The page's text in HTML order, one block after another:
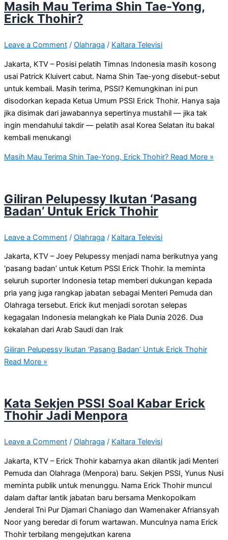
Masih Mau Terima Shin Tae-Yong,
Erick Thohir?
Leave a Comment / Olahraga / Kaltara Televisi
Jakarta, KTV – Posisi pelatih Timnas Indonesia masih kosong
usai Patrick Kluivert cabut. Nama Shin Tae-yong disebut-sebut
untuk kembali. Masih terima, PSSI? Kemungkinan ini pun
disodorkan kepada Ketua Umum PSSI Erick Thohir. Hanya saja
jika disimak dari jawabannya sepertinya mustahil — jika tak
ingin mendahului takdir — pelatih asal Korea Selatan itu bakal
kembali menukangi
Masih Mau Terima Shin Tae-Yong, Erick Thohir? Read More »
Giliran Pelupessy Ikutan ‘Pasang
Badan’ Untuk Erick Thohir
Leave a Comment / Olahraga / Kaltara Televisi
Jakarta, KTV – Joey Pelupessy menjadi nama berikutnya yang
‘pasang badan’ untuk Ketum PSSI Erick Thohir. Ia meminta
seluruh suporter Indonesia tetap memberi dukungan kepada
pria yang juga rangkap jabatan sebagai Menteri Pemuda dan
Olahraga tersebut. Erick ikut menjadi sorotan selepas
kegagalan Indonesia melangkah ke Piala Dunia 2026. Dua
kekalahan dari Arab Saudi dan Irak
Giliran Pelupessy Ikutan ‘Pasang Badan’ Untuk Erick Thohir
Read More »
Kata Sekjen PSSI Soal Kabar Erick
Thohir Jadi Menpora
Leave a Comment / Olahraga / Kaltara Televisi
Jakarta, KTV – Erick Thohir kabarnya akan dilantik jadi Menteri
Pemuda dan Olahraga (Menpora) baru. Sekjen PSSI, Yunus Nusi
meminta publik untuk menunggu. Nama Erick Thohir muncul
dalam daftar lantik jabatan baru bersama Menkopolkam
Jenderal Tni Pur Djamari Chaniago dan Wamenaker Afriansyah
Noor yang beredar di forum wartawan. Munculnya nama Erick
Thohir terbilang mengejutkan karena